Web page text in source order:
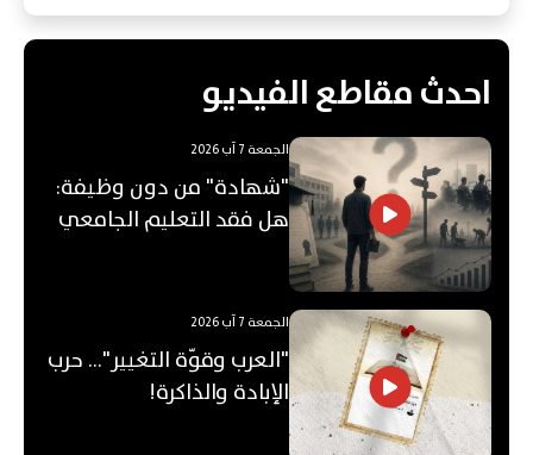
احدث مقاطع الفيديو
الجمعة 7 آب 2026
"شهادة" من دون وظيفة:
هل فقد التعليم الجامعي
الجمعة 7 آب 2026
"العرب وقوّة التغيير"... حرب
الإبادة والذاكرة!